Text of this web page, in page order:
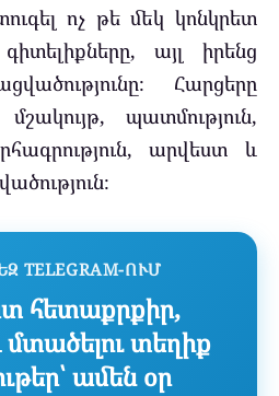
ոչ թե մեկ կոնկրետ
այլ իրենց
Հարցերը
պատմություն,
արվեստ և
TELEGRAM-ՈՒՄ
հետաքրքիր,
տեղիք
ամեն օր